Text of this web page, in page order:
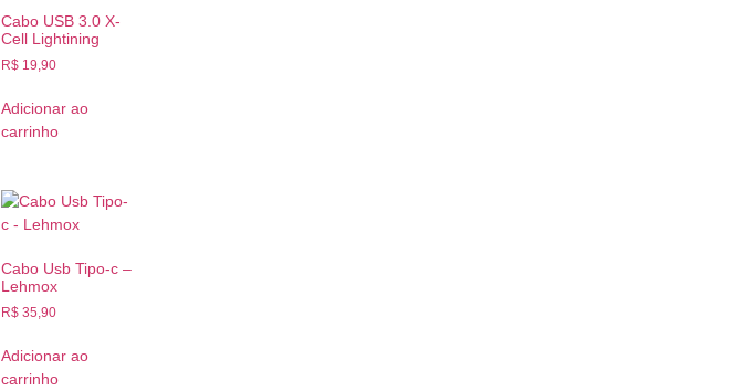
Cabo USB 3.0 X-
Cell Lightining
R$ 19,90
Adicionar ao
carrinho
Cabo Usb Tipo-c –
Lehmox
R$ 35,90
Adicionar ao
carrinho